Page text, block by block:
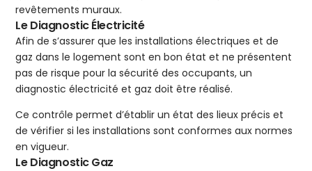
revêtements muraux.
Le Diagnostic Électricité
Afin de s’assurer que les installations électriques et de
gaz dans le logement sont en bon état et ne présentent
pas de risque pour la sécurité des occupants, un
diagnostic électricité et gaz doit être réalisé.
Ce contrôle permet d’établir un état des lieux précis et
de vérifier si les installations sont conformes aux normes
en vigueur.
Le Diagnostic Gaz